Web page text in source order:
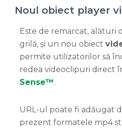
Noul obiect player
Este de remarcat, alături
grilă, și un nou obiect
permite utilizatorilor să
redea videoclipuri direct
Sense™.
URL-ul poate fi adăugat
prezent formatele mp4